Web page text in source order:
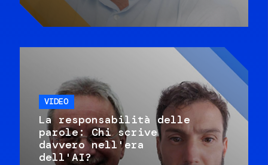
VIDEO
La responsabilità delle
parole: Chi scrive
davvero nell'era
dell'AI?